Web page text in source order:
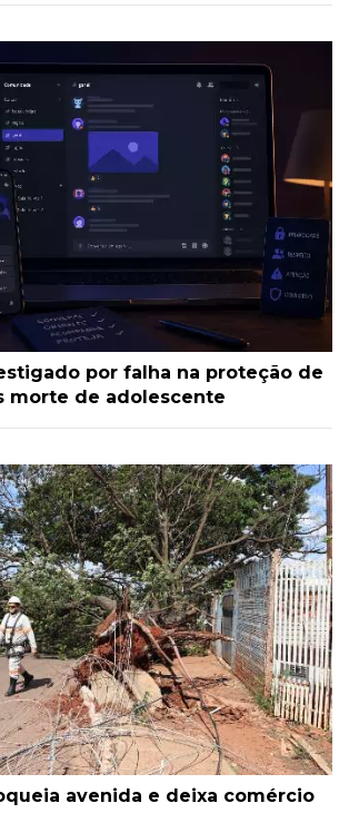
por falha na proteção de
morte de adolescente
avenida e deixa comércio